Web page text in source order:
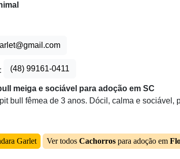
(48) 99161-0411
meiga e sociável para adoção em SC
bull fêmea de 3 anos. Dócil, calma e
Garlet Ver todos Cachorros para adoção em